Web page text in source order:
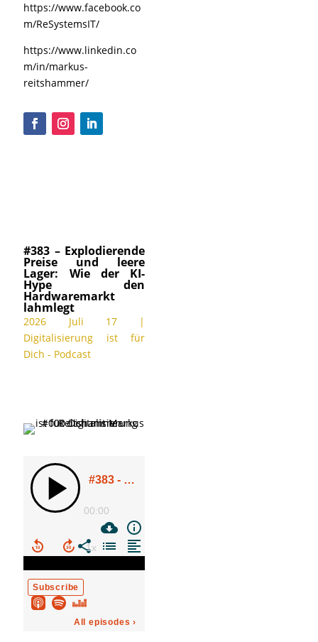
https://www.facebook.co
m/ReSystemsIT/
https://www.linkedin.co
m/in/markus-
reitshammer/
#383 – Explodierende
Preise und leere
Lager: Wie der KI-
Hype den
Hardwaremarkt
lahmlegt
2026 Juli 17|
Digitalisierung ist für
Dich - Podcast